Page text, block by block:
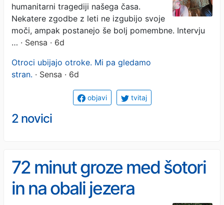
humanitarni tragediji našega časa.
Nekatere zgodbe z leti ne izgubijo svoje
moči, ampak postanejo še bolj pomembne. Intervju
… · Sensa · 6d
Otroci ubijajo otroke. Mi pa gledamo
stran. · Sensa · 6d
objavi tvitaj
2 novici
72 minut groze med šotori
in na obali jezera